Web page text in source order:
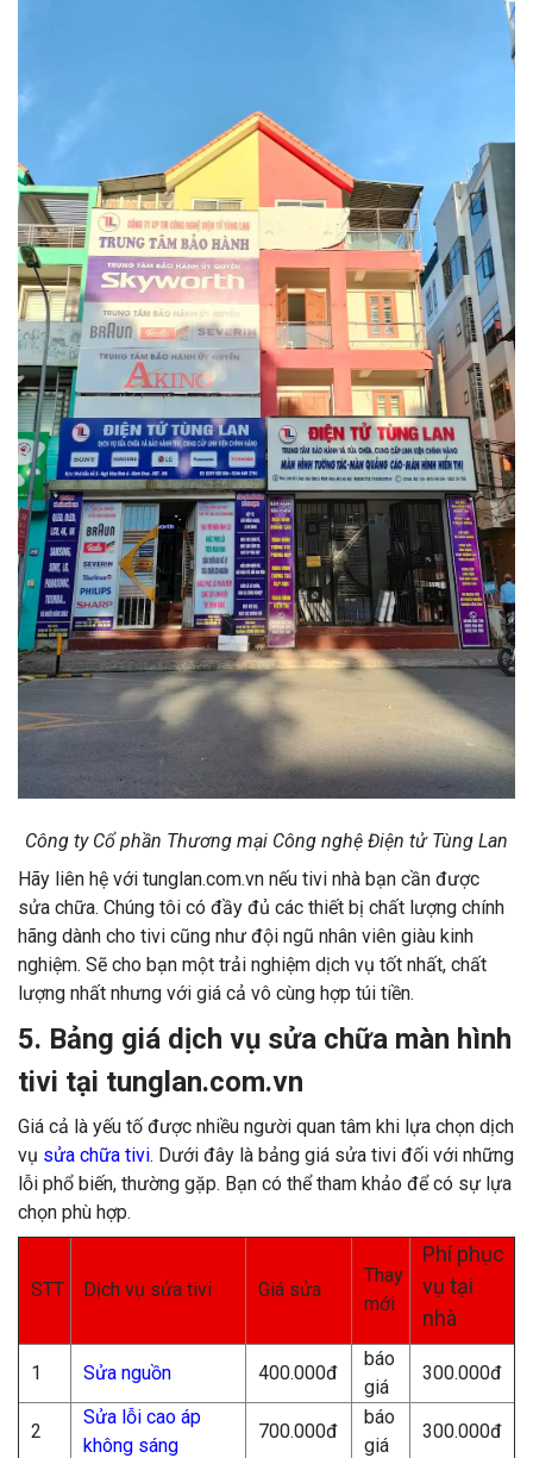
Công ty Cổ phần Thương mại Công nghệ Điện tử Tùng Lan
Hãy liên hệ với tunglan.com.vn nếu tivi nhà bạn cần được
sửa chữa. Chúng tôi có đầy đủ các thiết bị chất lượng chính
hãng dành cho tivi cũng như đội ngũ nhân viên giàu kinh
nghiệm. Sẽ cho bạn một trải nghiệm dịch vụ tốt nhất, chất
lượng nhất nhưng với giá cả vô cùng hợp túi tiền.
5. Bảng giá dịch vụ sửa chữa màn hình
tivi tại tunglan.com.vn
Giá cả là yếu tố được nhiều người quan tâm khi lựa chọn dịch
vụ sửa chữa tivi. Dưới đây là bảng giá sửa tivi đối với những
lỗi phổ biến, thường gặp. Bạn có thể tham khảo để có sự lựa
chọn phù hợp.
STT Dịch vụ sửa tivi Giá sửa
Thay
mới
Phí phục
vụ tại
nhà
1 Sửa nguồn 400.000đ
báo
giá
300.000đ
2
Sửa lỗi cao áp
không sáng
700.000đ
báo
giá
300.000đ